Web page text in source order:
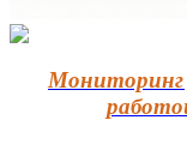
Мониторинг